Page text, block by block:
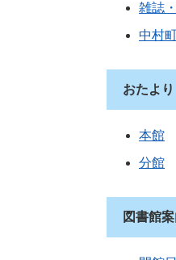
雑誌
中村
おたより
本館
分館
図書館